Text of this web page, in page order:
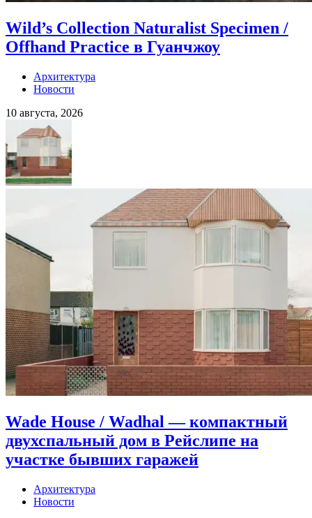
Wild’s Collection Naturalist Specimen /
Offhand Practice в Гуанчжоу
Архитектура
Новости
10 августа, 2026
Wade House / Wadhal — компактный
двухспальный дом в Рейслипе на
участке бывших гаражей
Архитектура
Новости